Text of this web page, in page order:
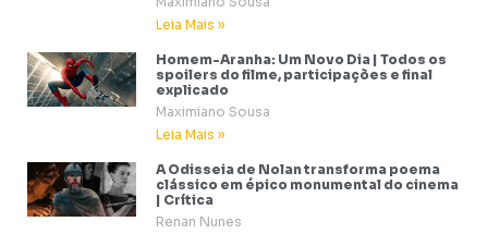
Leia Mais »
Homem-Aranha: Um Novo Dia | Todos os
spoilers do filme, participações e final
explicado
Maximiano Sousa
Leia Mais »
A Odisseia de Nolan transforma poema
clássico em épico monumental do cinema
| Crítica
Renan Nunes